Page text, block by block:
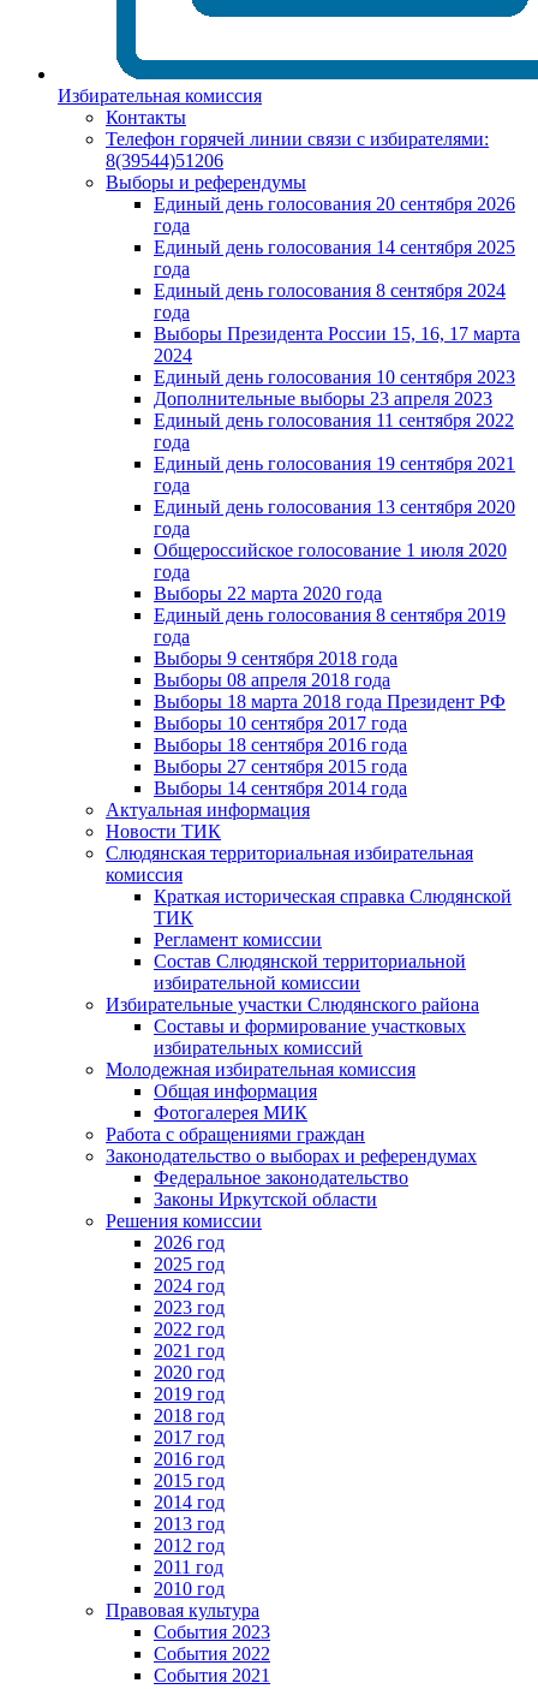
Избирательная комиссия
Контакты
Телефон горячей линии связи с избирателями:
8(39544)51206
Выборы и референдумы
Единый день голосования 20 сентября 2026
года
Единый день голосования 14 сентября 2025
года
Единый день голосования 8 сентября 2024
года
Выборы Президента России 15, 16, 17 марта
2024
Единый день голосования 10 сентября 2023
Дополнительные выборы 23 апреля 2023
Единый день голосования 11 сентября 2022
года
Единый день голосования 19 сентября 2021
года
Единый день голосования 13 сентября 2020
года
Общероссийское голосование 1 июля 2020
года
Выборы 22 марта 2020 года
Единый день голосования 8 сентября 2019
года
Выборы 9 сентября 2018 года
Выборы 08 апреля 2018 года
Выборы 18 марта 2018 года Президент РФ
Выборы 10 сентября 2017 года
Выборы 18 сентября 2016 года
Выборы 27 сентября 2015 года
Выборы 14 сентября 2014 года
Актуальная информация
Новости ТИК
Слюдянская территориальная избирательная
комиссия
Краткая историческая справка Слюдянской
ТИК
Регламент комиссии
Состав Слюдянской территориальной
избирательной комиссии
Избирательные участки Слюдянского района
Составы и формирование участковых
избирательных комиссий
Молодежная избирательная комиссия
Общая информация
Фотогалерея МИК
Работа с обращениями граждан
Законодательство о выборах и референдумах
Федеральное законодательство
Законы Иркутской области
Решения комиссии
2026 год
2025 год
2024 год
2023 год
2022 год
2021 год
2020 год
2019 год
2018 год
2017 год
2016 год
2015 год
2014 год
2013 год
2012 год
2011 год
2010 год
Правовая культура
События 2023
События 2022
События 2021